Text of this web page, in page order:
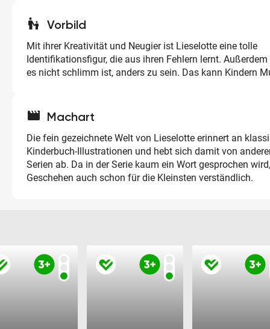
escalator_warning Vorbild
Mit ihrer Kreativität und Neugier ist Lieselotte eine tolle
Identifikationsfigur, die aus ihren Fehlern lernt.
es nicht schlimm ist, anders zu sein. Das kann Kindern
movie Machart
Die fein gezeichnete Welt von Lieselotte erinnert an
Kinderbuch-Illustrationen und hebt sich damit von
Serien ab. Da in der Serie kaum ein Wort gesprochen
Geschehen auch schon für die Kleinsten verständlich.